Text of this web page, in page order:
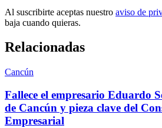
Al suscribirte aceptas nuestro aviso de
baja cuando quieras.
Relacionadas
Cancún
Fallece el empresario Eduardo
de Cancún y pieza clave del
Empresarial